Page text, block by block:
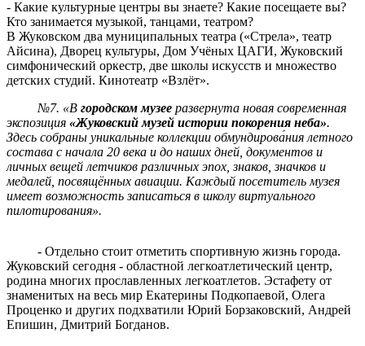
- Какие культурные центры вы знаете? Какие посещаете вы?
Кто занимается музыкой, танцами, театром?
В Жуковском два муниципальных театра («Стрела», театр
Айсина), Дворец культуры, Дом Учёных ЦАГИ, Жуковский
симфонический оркестр, две школы искусств и множество
детских студий. Кинотеатр «Взлёт».
№7. «В городском музееразвернута новая современная
экспозиция «Жуковский музей истории покорения неба».
Здесь собраны уникальные коллекции обмундирова́ния летного
состава с начала 20 века и до наших дней, документов и
личных вещей летчиков различных эпох, знаков, значков и
медалей, посвящённых авиации. Каждый посетитель музея
имеет возможность записаться в школу виртуального
пилотирования».
- Отдельно стоит отметить спортивную жизнь города.
Жуковский сегодня - областной легкоатлетический центр,
родина многих прославленных легкоатлетов. Эстафету от
знаменитых на весь мир Екатерины Подкопаевой, Олега
Проценко и других подхватили Юрий Борзаковский, Андрей
Епишин, Дмитрий Богданов.